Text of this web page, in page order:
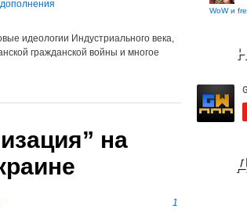
идеологии Индустриального века,
гражданской войны и многое
на
1
WoW и